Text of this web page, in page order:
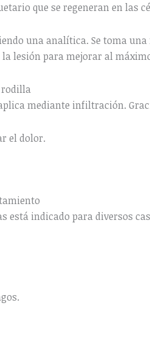
que se regeneran en las
una analítica. Se toma
lesión para mejorar al
rodilla
mediante infiltración.
el dolor.
está indicado para diversos